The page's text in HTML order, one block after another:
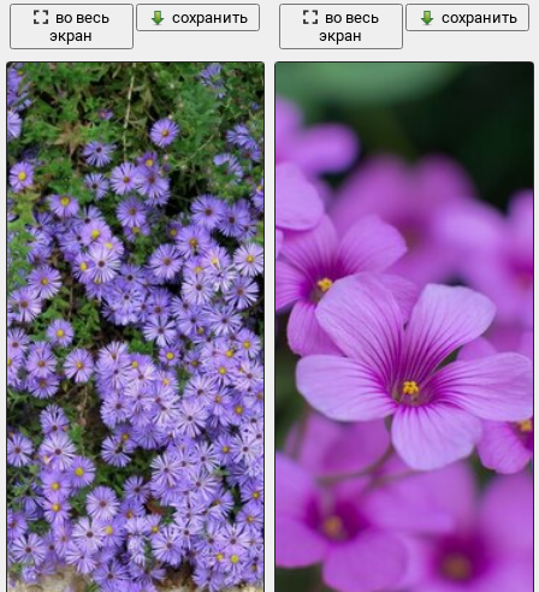
во весь
экран
сохранить
во весь
экран
сохранить